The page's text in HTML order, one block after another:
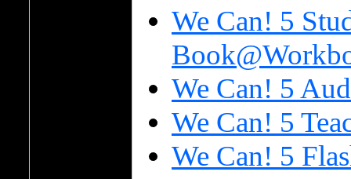
We Can! 5
We Can! 5
We Can! 5
We Can! 5